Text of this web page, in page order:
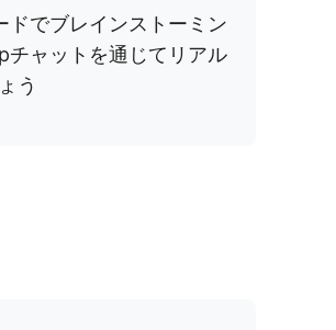
でブレインストーミン
チャットを通じてリアル
う